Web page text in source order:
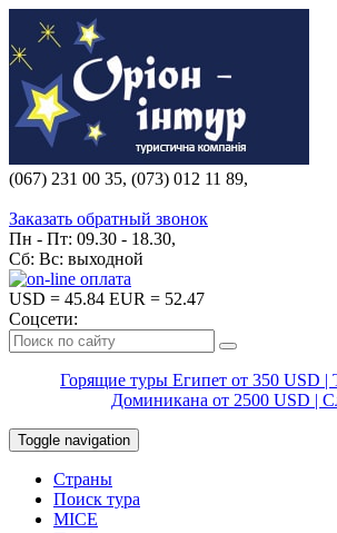
(067) 231 00 35, (073) 012 11 89,
Заказать обратный звонок
Пн - Пт: 09.30 - 18.30,
Сб: Вс: выходной
USD = 45.84 EUR = 52.47
Соцсети:
Горящие туры Египет от 350 USD |
Доминикана от 2500 USD |
Toggle navigation
Страны
Поиск тура
MICE